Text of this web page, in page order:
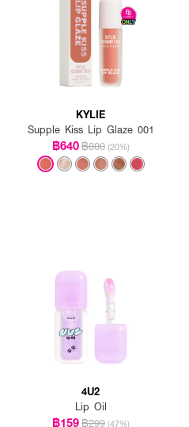
KYLIE
Supple Kiss Lip Glaze 001
฿640฿800 (20%)
4U2
Lip Oil
฿159฿299 (47%)